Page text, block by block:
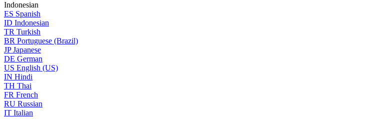
Indonesian
ES Spanish
ID Indonesian
TR Turkish
BR Portuguese (Brazil)
JP Japanese
DE German
US English (US)
IN Hindi
TH Thai
FR French
RU Russian
IT Italian